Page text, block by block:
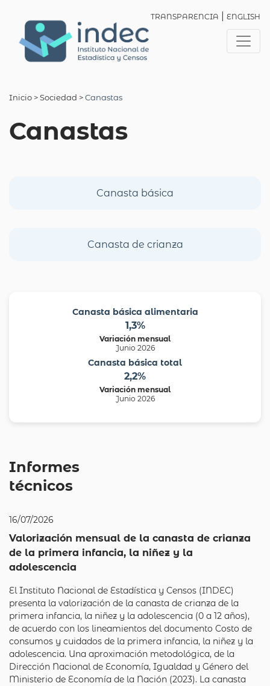
TRANSPARENCIA ENGLISH
Inicio > Sociedad >Canastas
Canastas
Canasta básica
Canasta de crianza
Canasta básica alimentaria
1,3%
Variación mensual
Junio 2026
Canasta básica total
2,2%
Variación mensual
Junio 2026
Informes
técnicos
16/07/2026
Valorización mensual de la canasta de crianza
de la primera infancia, la niñez y la
adolescencia
El Instituto Nacional de Estadística y Censos (INDEC)
presenta la valorización de la canasta de crianza de la
primera infancia, la niñez y la adolescencia (0 a 12 años),
de acuerdo con los lineamientos del documento Costo de
consumos y cuidados de la primera infancia, la niñez y la
adolescencia. Una aproximación metodológica, de la
Dirección Nacional de Economía, Igualdad y Género del
Ministerio de Economía de la Nación (2023). La canasta